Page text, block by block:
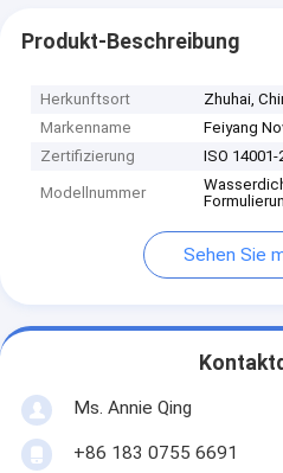
Produkt-Beschreibung
Herkunftsort
Zhuhai,
Markenname
Feiyang
Zertifizierung
ISO
Modellnummer
Sehen Sie
Ms. Annie Qing
+86 183 0755 6691